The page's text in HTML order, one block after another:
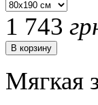
1 743
Мягкая